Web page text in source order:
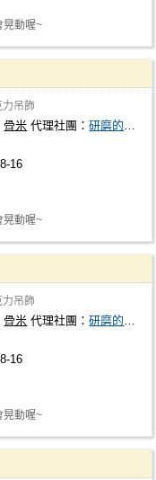
晃動喔~
力吊飾
骨米 代理社團：研磨的蘋果派
16
晃動喔~
力吊飾
骨米 代理社團：研磨的蘋果派
16
晃動喔~